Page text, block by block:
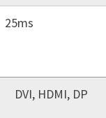
25ms
DVI, HDMI, DP